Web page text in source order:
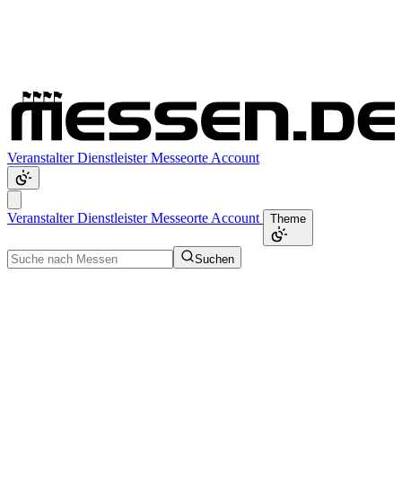
VeranstalterDienstleisterMesseorte Account
VeranstalterDienstleisterMesseorte Account Theme
Suchen